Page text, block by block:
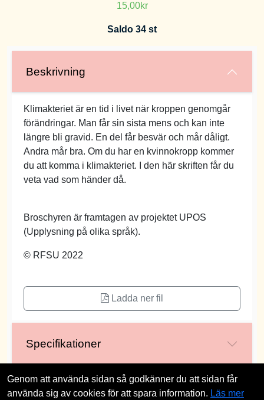
15,00kr
Saldo 34 st
Beskrivning
Klimakteriet är en tid i livet när kroppen genomgår
förändringar. Man får sin sista mens och kan inte
längre bli gravid. En del får besvär och mår dåligt.
Andra mår bra. Om du har en kvinnokropp kommer
du att komma i klimakteriet. I den här skriften får du
veta vad som händer då.
Broschyren är framtagen av projektet UPOS
(Upplysning på olika språk).
© RFSU 2022
Ladda ner fil
Specifikationer
st
Genom att använda sidan så godkänner du att sidan får
använda sig av cookies för att spara information. Läs mer